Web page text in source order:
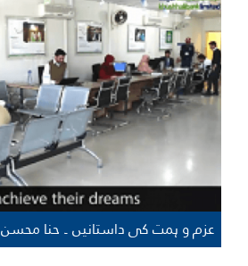
عزم و ہمت کی داستانیں ۔ حنا محسن